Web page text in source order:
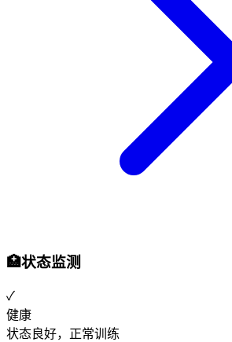
🏥状态监测
✓
健康
状态良好，正常训练